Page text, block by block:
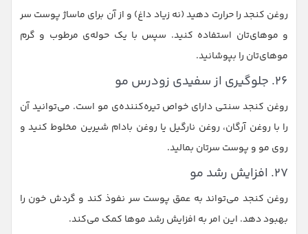
روغن کنجد را حرارت دهید (نه زیاد داغ) و از آن برای ماساژ پوست سر
و موهای‌تان استفاده کنید. سپس با یک حوله‌ی مرطوب و گرم
موهای‌تان را بپوشانید.
۲۶. جلوگیری از سفیدی زودرس مو
روغن کنجد سنتی دارای خواص تیره‌کننده‌ی مو است. می‌توانید آن
را با روغن آرگان، روغن نارگیل یا روغن بادام شیرین مخلوط کنید و
روی مو و پوست سرتان بمالید.
۲۷. افزایش رشد مو
روغن کنجد می‌تواند به عمق پوست سر نفوذ کند و گردش خون را
بهبود دهد. این امر به افزایش رشد موها کمک می‌کند.